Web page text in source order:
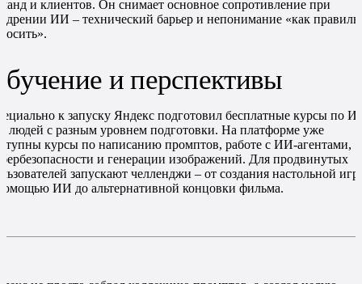
и клиентов. Он снимает основное сопротивление при
ИИ – технический барьер и непонимание «как
и перспективы
к запуску Яндекс подготовил бесплатные курсы по
людей с разным уровнем подготовки. На платформе уже
курсы по написанию промптов, работе с ИИ-агентами,
и генерации изображений. Для продвинутых
запускают челленджи – от создания настольной
ИИ до альтернативной концовки фильма.